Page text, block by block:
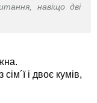
навіщо дві
і двоє кумів,